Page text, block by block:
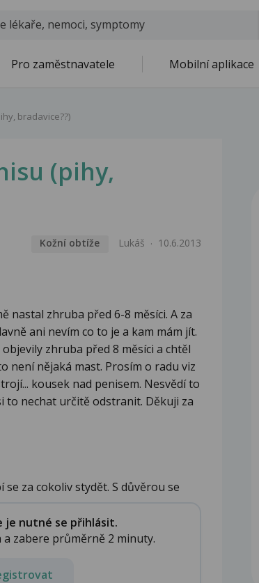
Pro zaměstnavatele Mobilní aplikace
bradavice??)
(pihy,
Kožní obtíže Lukáš 10.6.2013
nastal zhruba před 6-8 měsíci. A za
ani nevím co to je a kam mám jít.
zhruba před 8 měsíci a chtěl
není nějaká mast. Prosím o radu viz
kousek nad penisem. Nesvědí to
to nechat určitě odstranit. Děkuji za
za cokoliv stydět. S důvěrou se
je nutné se přihlásit.
zabere průměrně 2 minuty.